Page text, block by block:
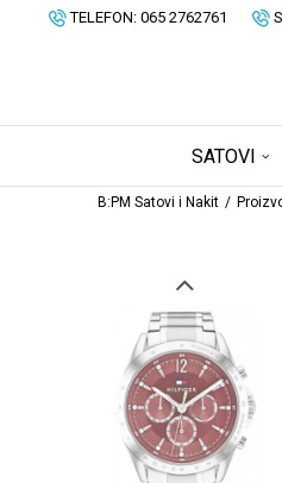
TELEFON: 065 2762761
SATOVI
B:PM Satovi i Nakit